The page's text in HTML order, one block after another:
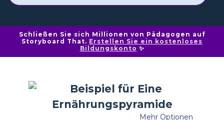
Schließen Sie sich Millionen von Pädagogen auf
Storyboard That. Erstellen Sie ein kostenloses
Bildungskonto ✨
Mehr Optionen